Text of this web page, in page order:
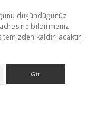
düşündüğünüz
adresine bildirmeniz
kaldırılacaktır.